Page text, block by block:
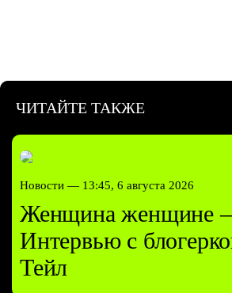
ЧИТАЙТЕ ТАКЖЕ
Новости — 13:45, 6 августа 2026
Женщина женщине
Интервью с
Тейл